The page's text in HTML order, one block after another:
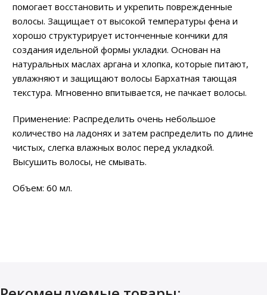
помогает восстановить и укрепить поврежденные
волосы. Защищает от высокой температуры фена и
хорошо структурирует истонченные кончики для
создания идельной формы укладки. Основан на
натуральных маслах аргана и хлопка, которые питают,
увлажняют и защищают волосы Бархатная тающая
текстура. Мгновенно впитывается, не пачкает волосы.
Применение: Распределить очень небольшое
количество на ладонях и затем распределить по длине
чистых, слегка влажных волос перед укладкой.
Высушить волосы, не смывать.
Объем: 60 мл.